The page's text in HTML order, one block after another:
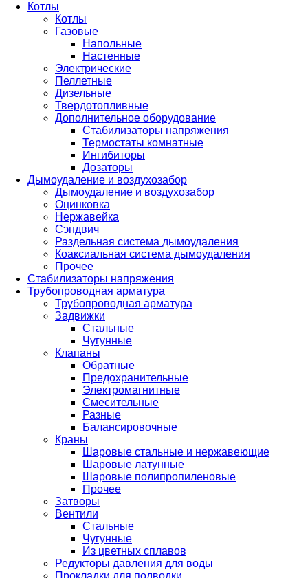
Котлы
Котлы
Газовые
Напольные
Настенные
Электрические
Пеллетные
Дизельные
Твердотопливные
Дополнительное оборудование
Стабилизаторы напряжения
Термостаты комнатные
Ингибиторы
Дозаторы
Дымоудаление и воздухозабор
Дымоудаление и воздухозабор
Оцинковка
Нержавейка
Сэндвич
Раздельная система дымоудаления
Коаксиальная система дымоудаления
Прочее
Стабилизаторы напряжения
Трубопроводная арматура
Трубопроводная арматура
Задвижки
Стальные
Чугунные
Клапаны
Обратные
Предохранительные
Электромагнитные
Смесительные
Разные
Балансировочные
Краны
Шаровые стальные и нержавеющие
Шаровые латунные
Шаровые полипропиленовые
Прочее
Затворы
Вентили
Стальные
Чугунные
Из цветных сплавов
Редукторы давления для воды